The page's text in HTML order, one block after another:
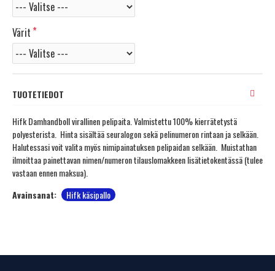
Värit
TUOTETIEDOT
Hifk Damhandboll virallinen pelipaita. Valmistettu 100% kierrätetystä
polyesterista. Hinta sisältää seuralogon sekä pelinumeron rintaan ja selkään.
Halutessasi voit valita myös nimipainatuksen pelipaidan selkään. Muistathan
ilmoittaa painettavan nimen/numeron tilauslomakkeen lisätietokentässä (tulee
vastaan ennen maksua).
Avainsanat:
Hifk käsipallo